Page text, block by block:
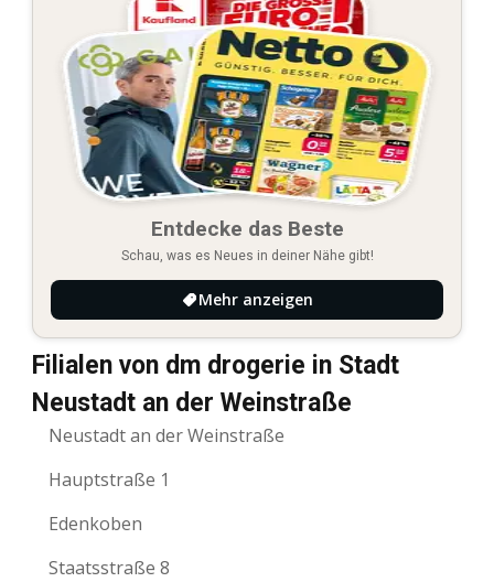
Entdecke das Beste
Schau, was es Neues in deiner Nähe gibt!
Mehr anzeigen
Filialen von dm drogerie in Stadt
Neustadt an der Weinstraße
Neustadt an der Weinstraße
Hauptstraße 1
Edenkoben
Staatsstraße 8